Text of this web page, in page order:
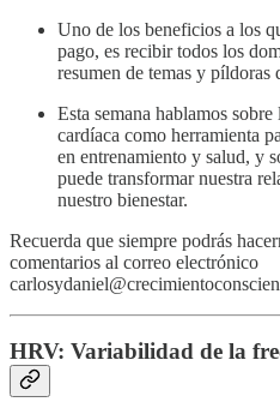
Uno de los beneficios a los
pago, es recibir todos los
resumen de temas y píldoras
Esta semana hablamos
cardíaca como herramienta
en entrenamiento y salud, y
puede transformar nuestra
nuestro bienestar.
Recuerda que siempre podrás
comentarios al correo electrónico
HRV: Variabilidad de la